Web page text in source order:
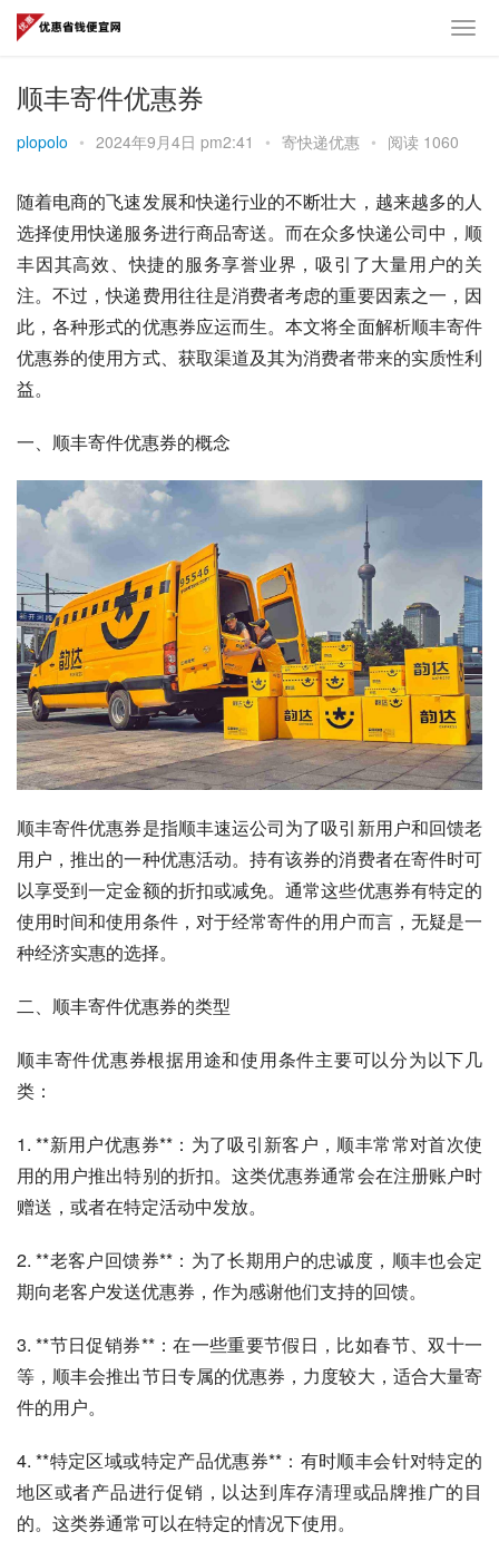
顺丰寄件优惠券
plopolo • 2024年9月4日 pm2:41 • 寄快递优惠 • 阅读 1060
随着电商的飞速发展和快递行业的不断壮大，越来越多的人
选择使用快递服务进行商品寄送。而在众多快递公司中，顺
丰因其高效、快捷的服务享誉业界，吸引了大量用户的关
注。不过，快递费用往往是消费者考虑的重要因素之一，因
此，各种形式的优惠券应运而生。本文将全面解析顺丰寄件
优惠券的使用方式、获取渠道及其为消费者带来的实质性利
益。
一、顺丰寄件优惠券的概念
顺丰寄件优惠券是指顺丰速运公司为了吸引新用户和回馈老
用户，推出的一种优惠活动。持有该券的消费者在寄件时可
以享受到一定金额的折扣或减免。通常这些优惠券有特定的
使用时间和使用条件，对于经常寄件的用户而言，无疑是一
种经济实惠的选择。
二、顺丰寄件优惠券的类型
顺丰寄件优惠券根据用途和使用条件主要可以分为以下几
类：
1. **新用户优惠券**：为了吸引新客户，顺丰常常对首次使
用的用户推出特别的折扣。这类优惠券通常会在注册账户时
赠送，或者在特定活动中发放。
2. **老客户回馈券**：为了长期用户的忠诚度，顺丰也会定
期向老客户发送优惠券，作为感谢他们支持的回馈。
3. **节日促销券**：在一些重要节假日，比如春节、双十一
等，顺丰会推出节日专属的优惠券，力度较大，适合大量寄
件的用户。
4. **特定区域或特定产品优惠券**：有时顺丰会针对特定的
地区或者产品进行促销，以达到库存清理或品牌推广的目
的。这类券通常可以在特定的情况下使用。